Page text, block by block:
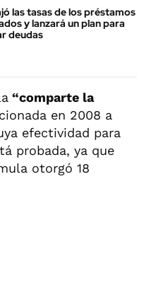
las tasas de los préstamos
y lanzará un plan para
deudas
“comparte la
en 2008 a
efectividad para
probada, ya que
otorgó 18